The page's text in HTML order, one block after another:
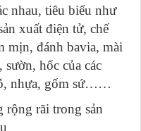
nhau, tiêu biểu như
xuất điện tử, chế
mịn, đánh bavia, mài
sườn, hốc của các
nhựa, gốm sứ……